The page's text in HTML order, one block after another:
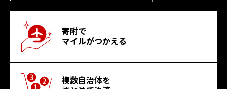
寄附で
マイルがつかえる
複数自治体を